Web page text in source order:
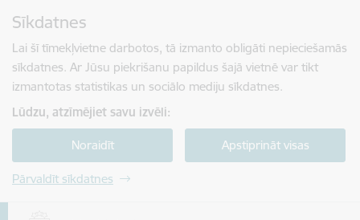
Sīkdatnes
Lai šī tīmekļvietne darbotos, tā izmanto obligāti nepieciešamās
sīkdatnes. Ar Jūsu piekrišanu papildus šajā vietnē var tikt
izmantotas statistikas un sociālo mediju sīkdatnes.
Lūdzu, atzīmējiet savu izvēli:
Noraidīt Apstiprināt visas
Pārvaldīt sīkdatnes